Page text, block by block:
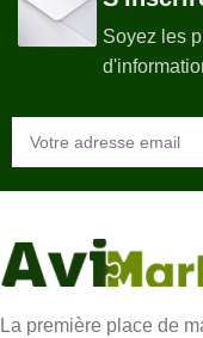
partout avec vous.
Soyez les
La première place de